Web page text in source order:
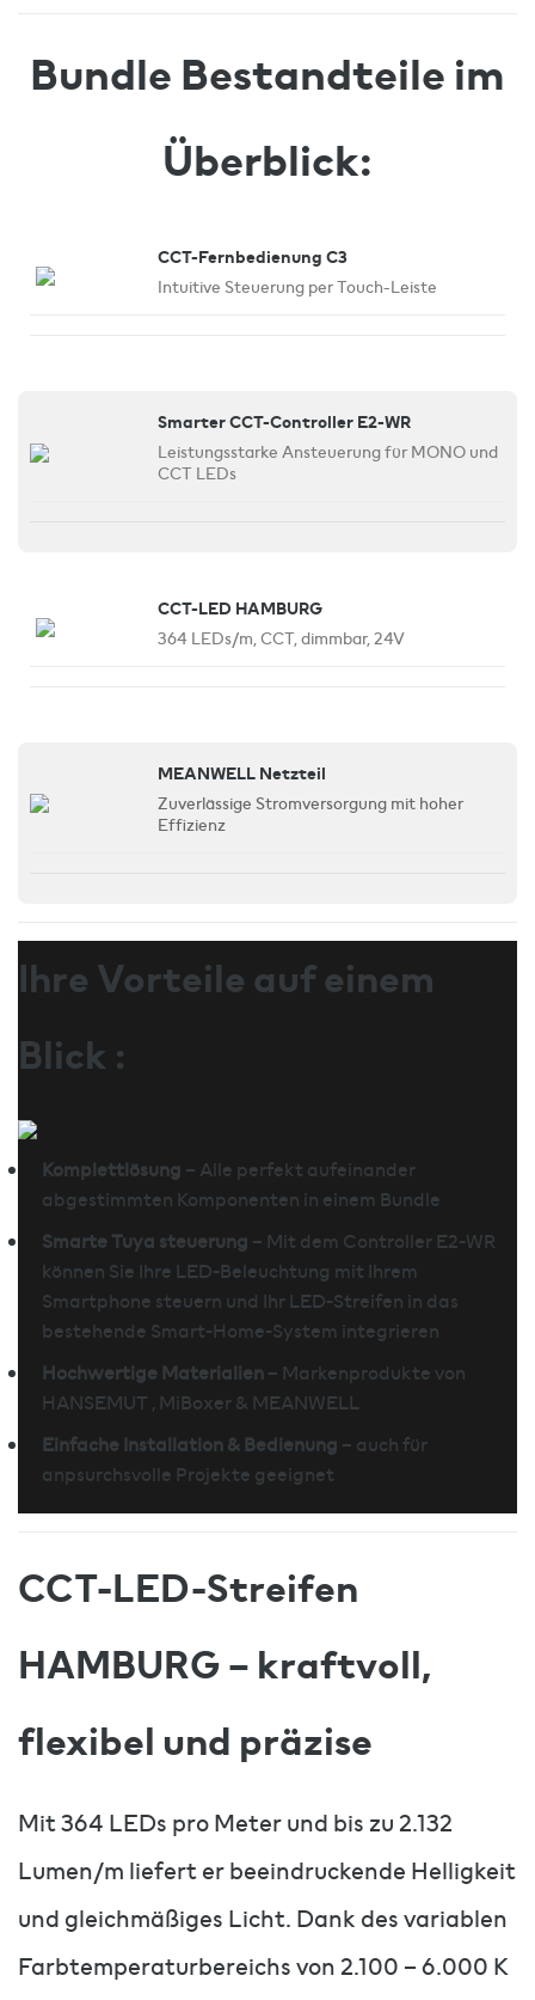
Bundle Bestandteile im
Überblick:
CCT-Fernbedienung C3
Intuitive Steuerung per Touch-Leiste
Smarter CCT-Controller E2-WR
Leistungsstarke Ansteuerung für MONO und
CCT LEDs
CCT-LED HAMBURG
364 LEDs/m, CCT, dimmbar, 24V
MEANWELL Netzteil
Zuverlässige Stromversorgung mit hoher
Effizienz
Ihre Vorteile auf einem
Blick :
Komplettlösung – Alle perfekt aufeinander
abgestimmten Komponenten in einem Bundle
Smarte Tuya steuerung – Mit dem Controller E2-WR
können Sie Ihre LED-Beleuchtung mit Ihrem
Smartphone steuern und Ihr LED-Streifen in das
bestehende Smart-Home-System integrieren
Hochwertige Materialien– Markenprodukte von
HANSEMUT , MiBoxer & MEANWELL
Einfache Installation & Bedienung – auch für
anpsurchsvolle Projekte geeignet
CCT-LED-Streifen
HAMBURG – kraftvoll,
flexibel und präzise
Mit 364 LEDs pro Meter und bis zu 2.132
Lumen/m liefert er beeindruckende Helligkeit
und gleichmäßiges Licht. Dank des variablen
Farbtemperaturbereichs von 2.100 – 6.000 K